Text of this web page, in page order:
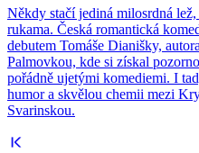
Někdy stačí jediná milosrdná
rukama. Česká romantická
debutem Tomáše Dianišky,
Palmovkou, kde si získal
pořádně ujetými komediemi. I
humor a skvělou chemii mezi
Svarinskou.